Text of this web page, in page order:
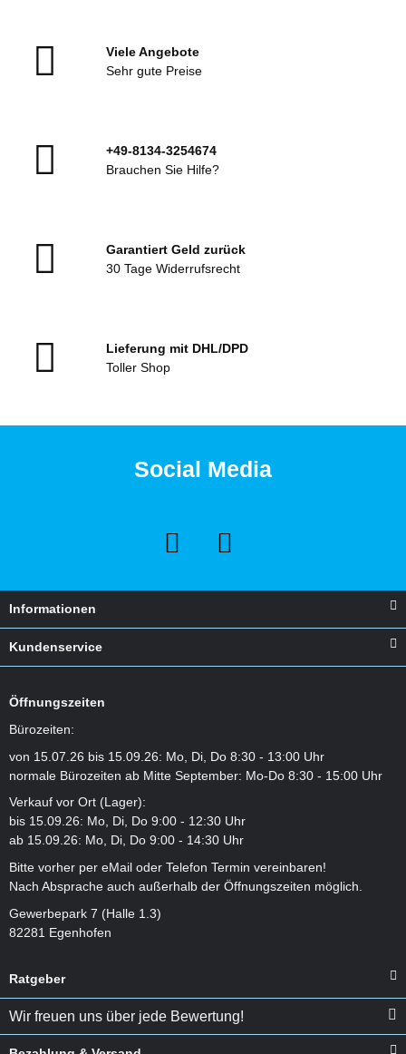
Viele Angebote
Sehr gute Preise
+49-8134-3254674
Brauchen Sie Hilfe?
Garantiert Geld zurück
30 Tage Widerrufsrecht
Lieferung mit DHL/DPD
Toller Shop
Social Media
Informationen
Kundenservice
Öffnungszeiten
Bürozeiten:
von 15.07.26 bis 15.09.26: Mo, Di, Do 8:30 - 13:00 Uhr
normale Bürozeiten ab Mitte September: Mo-Do 8:30 - 15:00 Uhr
Verkauf vor Ort (Lager):
bis 15.09.26: Mo, Di, Do 9:00 - 12:30 Uhr
ab 15.09.26: Mo, Di, Do 9:00 - 14:30 Uhr
Bitte vorher per eMail oder Telefon Termin vereinbaren!
Nach Absprache auch außerhalb der Öffnungszeiten möglich.
Gewerbepark 7 (Halle 1.3)
82281 Egenhofen
Ratgeber
Wir freuen uns über jede Bewertung!